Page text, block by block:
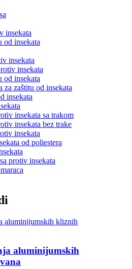
insekata
od insekata
insekata
insekata
od insekata
za zaštitu od insekata
insekata
insekata sa trakom
insekata bez trake
insekata
od poliestera
protiv insekata
aluminijumskih